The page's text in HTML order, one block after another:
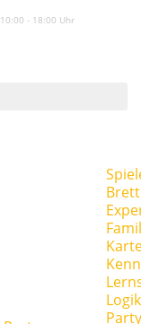
10:00 - 18:00 Uhr